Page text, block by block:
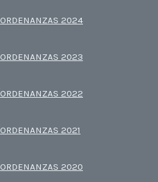
ORDENANZAS 2024
ORDENANZAS 2023
ORDENANZAS 2022
ORDENANZAS 2021
ORDENANZAS 2020